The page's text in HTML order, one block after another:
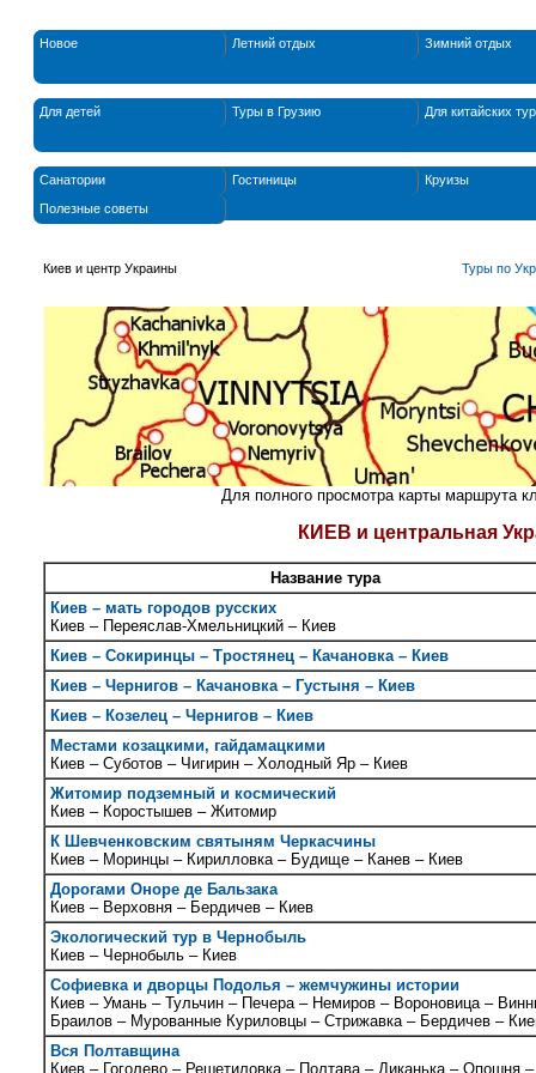
Новое Летний отдых Зимний отдых
Для детей Туры в Грузию Для китайских
Санатории Гостиницы
Круизы
Полезные советы
Киев и центр Украины Туры по
Для полного просмотра карты маршрута
КИЕВ и центральная
Название тура
Киев – мать городов русских
Киев – Переяслав-Хмельницкий – Киев
Киев – Сокиринцы – Тростянец – Качановка – Киев
Киев – Чернигов – Качановка – Густыня – Киев
Киев – Козелец – Чернигов – Киев
Местами козацкими, гайдамацкими
Киев – Суботов – Чигирин – Холодный Яр – Киев
Житомир подземный и космический
Киев – Коростышев – Житомир
К Шевченковским святыням Черкасчины
Киев – Моринцы – Кирилловка – Будище – Канев – Киев
Дорогами Оноре де Бальзака
Киев – Верховня – Бердичев – Киев
Экологический тур в Чернобыль
Киев – Чернобыль – Киев
Софиевка и дворцы Подолья – жемчужины истории
Киев – Умань – Тульчин – Печера – Немиров – Вороновица –
Браилов – Мурованные Куриловцы – Стрижавка – Бердичев –
Вся Полтавщина
Киев – Гоголево – Решетиловка – Полтава – Диканька – Опошня